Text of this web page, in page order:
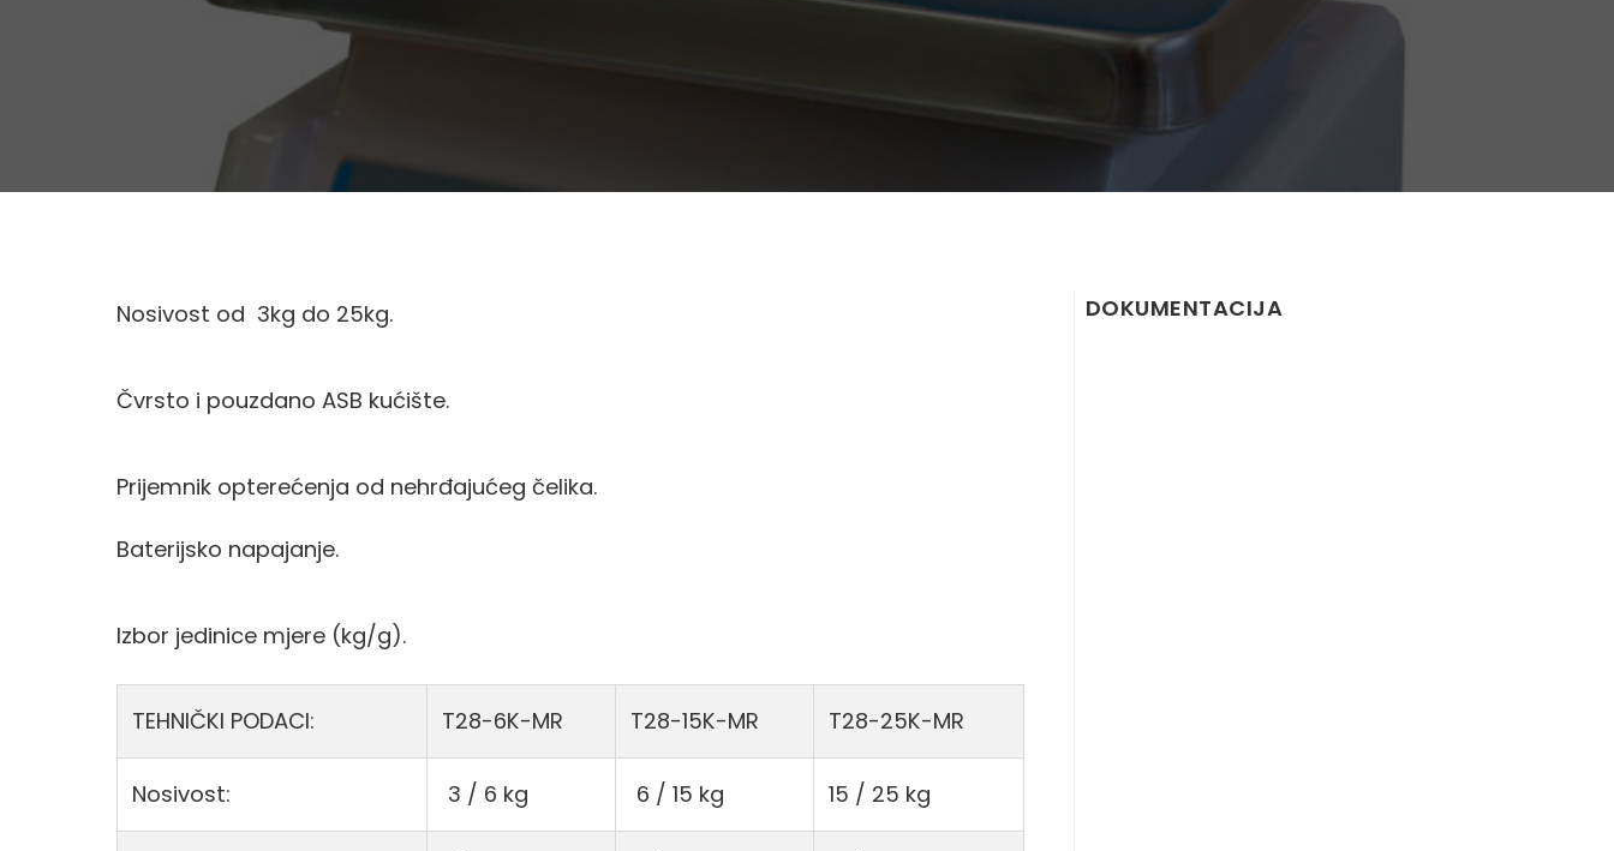
Nosivost od 3kg do 25kg.
Čvrsto i pouzdano ASB kućište.
Prijemnik opterećenja od nehrđajućeg čelika.
Baterijsko napajanje.
Izbor jedinice mjere (kg/g).
TEHNIČKI PODACI: T28-6K-MR T28-15K-MR T28-25K-MR
Nosivost: 3 / 6 kg 6 / 15 kg 15 / 25 kg
DOKUMENTACIJA